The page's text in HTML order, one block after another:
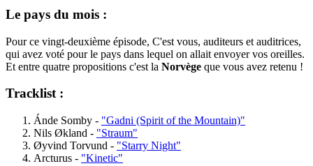
Le pays du mois :
Pour ce vingt-deuxième épisode, C'est vous, auditeurs et auditrices,
qui avez voté pour le pays dans lequel on allait envoyer vos oreilles.
Et entre quatre propositions c'est la Norvège que vous avez retenu !
Tracklist :
Ánde Somby - "Gadni (Spirit of the Mountain)"
Nils Økland - "Straum"
Øyvind Torvund - "Starry Night"
Arcturus - "Kinetic"